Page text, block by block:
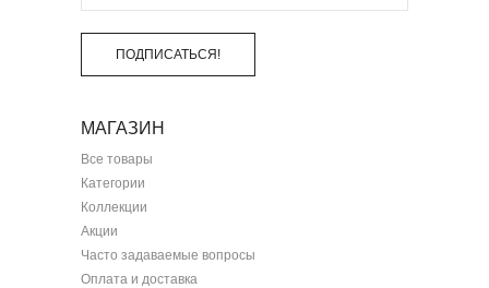
ПОДПИСАТЬСЯ!
МАГАЗИН
Все товары
Категории
Коллекции
Акции
Часто задаваемые вопросы
Оплата и доставка